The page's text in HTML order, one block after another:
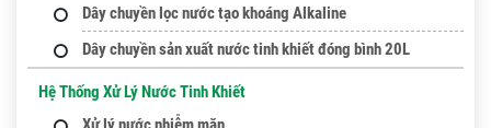
Dây chuyền lọc nước tạo khoáng Alkaline
Dây chuyền sản xuất nước tinh khiết đóng bình 20L
Hệ Thống Xử Lý Nước Tinh Khiết